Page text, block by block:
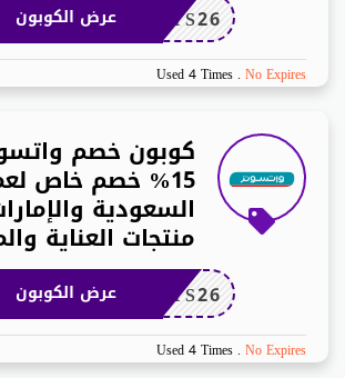
TS26 عرض الكوبون
Used 4 Times . No Expires
كوبون خصم
15% خصم خاص
السعودية
منتجات العناية
TS26 عرض الكوبون
Used 4 Times . No Expires